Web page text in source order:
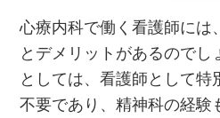
心療内科で働く看護師には
とデメリットがあるのでし
としては、看護師として
不要であり、精神科の経験